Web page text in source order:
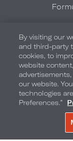
By visiting our
and third-party
cookies, to
website
our website.
technologies
Preferences.”